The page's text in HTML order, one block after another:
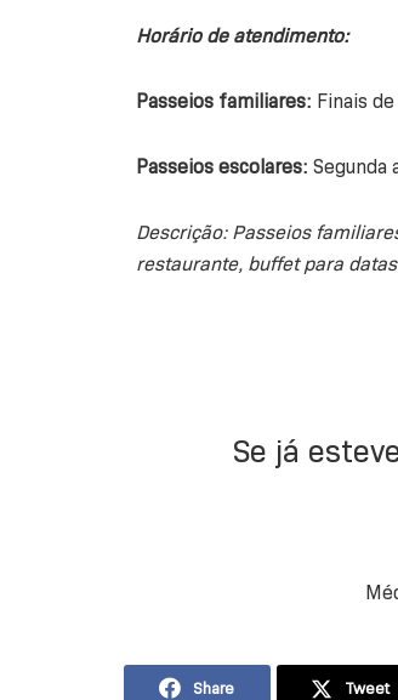
Horário de atendimento:
Passeios familiares: Finais
Passeios escolares: Segunda
Descrição: Passeios
restaurante, buffet para
Se já
Share Tweet